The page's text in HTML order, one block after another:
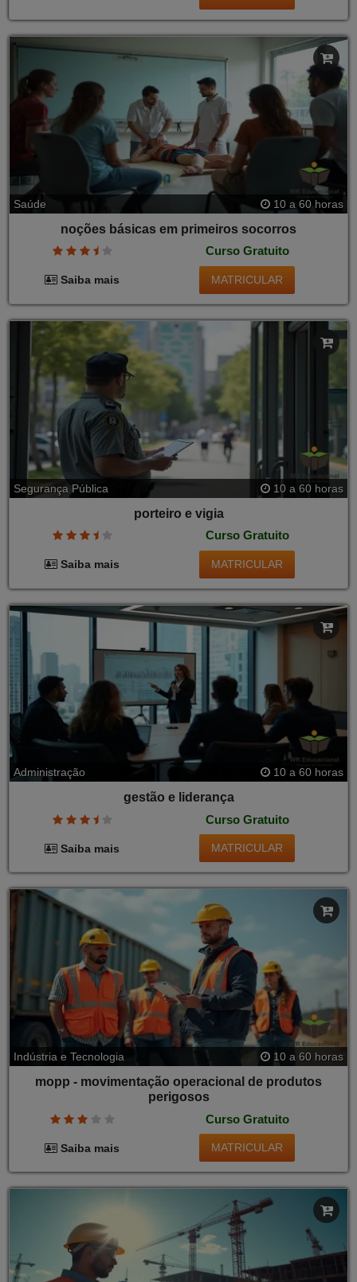
Saúde 10 a 60 horas
noções básicas em primeiros socorros
Curso Gratuito
Saiba mais MATRICULAR
Segurança Pública 10 a 60 horas
porteiro e vigia
Curso Gratuito
Saiba mais MATRICULAR
Administração 10 a 60 horas
gestão e liderança
Curso Gratuito
Saiba mais MATRICULAR
Indústria e Tecnologia 10 a 60 horas
mopp - movimentação operacional de produtos
perigosos
Curso Gratuito
Saiba mais MATRICULAR